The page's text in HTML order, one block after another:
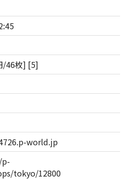
/46枚] [5]
world.jp
tokyo/12800